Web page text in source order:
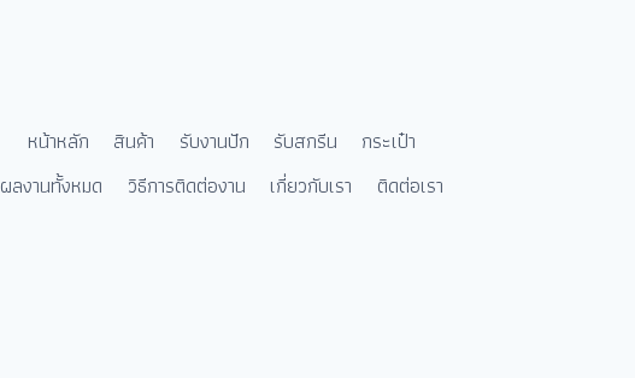
หน้าหลัก สินค้า รับงานปัก รับสกรีน
กระเป๋า
ผลงานทั้งหมด
วิธีการติดต่องาน เกี่ยวกับเรา ติดต่อเรา